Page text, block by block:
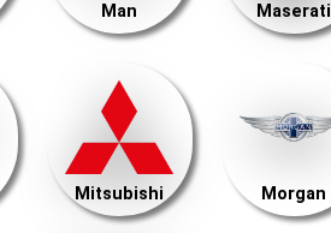
Man Maserati
Mitsubishi Morgan